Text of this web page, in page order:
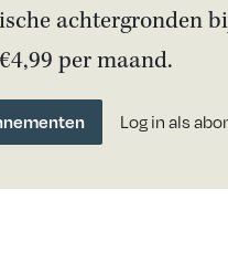
achtergronden
per maand.
Log in als